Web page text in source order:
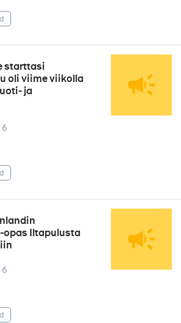
starttasi
oli viime viikolla
ja
opas Iltapulusta